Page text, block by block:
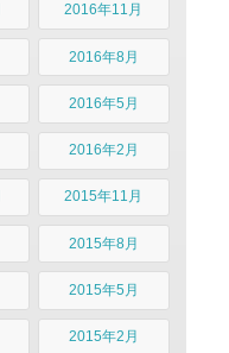
2016年11月
2016年8月
2016年5月
2016年2月
2015年11月
2015年8月
2015年5月
2015年2月